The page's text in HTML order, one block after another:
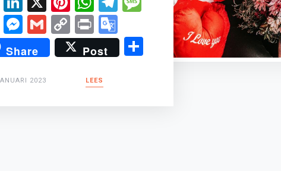
Messenger
Gmail
Copy
Link
PrintGoogle
Translate
Share Post Delen
2023 LEES